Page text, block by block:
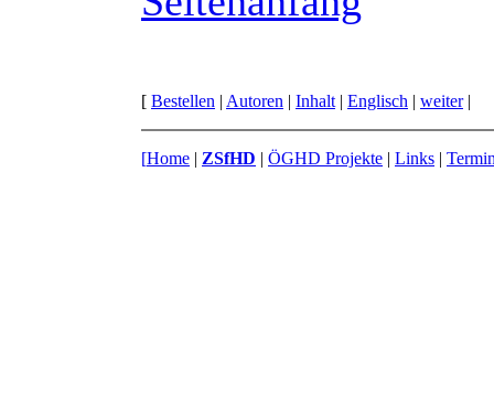
[ Bestellen | Autoren | Inhalt | Englisch | weiter|
[Home | ZSfHD | ÖGHD Projekte | Links |